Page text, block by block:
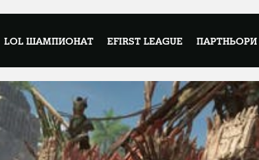
LOL ШАМПИОНАТ EFIRST LEAGUE ПАРТНЬОРИ